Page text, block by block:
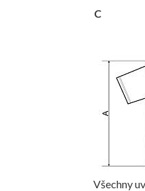
C
Všechny